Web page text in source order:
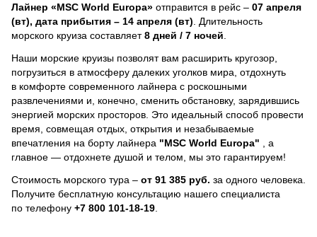
Лайнер «MSC World Europa» отправится в рейс – 07 апреля
(вт), дата прибытия – 14 апреля (вт) . Длительность
морского круиза составляет8 дней / 7 ночей
Наши морские круизы позволят вам расширить кругозор,
погрузиться в атмосферу далеких уголков мира, отдохнуть
в комфорте современного лайнера с роскошными
развлечениями и, конечно, сменить обстановку, зарядившись
энергией морских просторов. Это идеальный способ провести
время, совмещая отдых, открытия и незабываемые
впечатления на борту лайнера "MSC World Europa"
, a
главное — отдохнете душой и телом, мы это гарантируем!
Стоимость морского тура – от 91 385 руб. за одного человека.
Получите бесплатную консультацию нашего специалиста
по телефону +7 800 101-18-19